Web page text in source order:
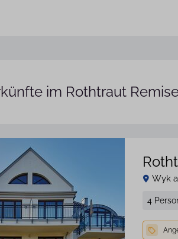
im Rothtraut
Wyk
4